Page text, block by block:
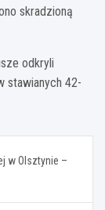
skradzioną
odkryli
stawianych 42-
w Olsztynie –